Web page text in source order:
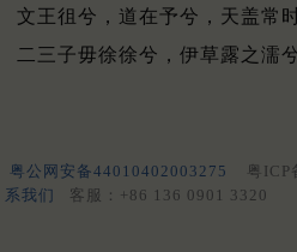
文王徂兮，道在予兮，天盖常
二三子毋徐徐兮，伊草露之濡兮
粤公网安备44010402003275 粤ICP
系我们
客服：+86 136 0901 3320